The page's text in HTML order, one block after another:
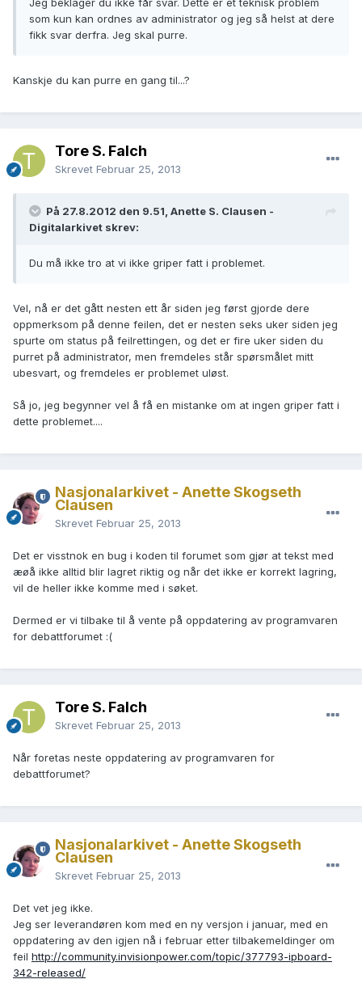
Jeg beklager du ikke får svar. Dette er et teknisk problem
som kun kan ordnes av administrator og jeg så helst at dere
fikk svar derfra. Jeg skal purre.
Kanskje du kan purre en gang til...?
Tore S. Falch
Skrevet Februar 25, 2013
På 27.8.2012 den 9.51, Anette S. Clausen -
Digitalarkivet skrev:
Du må ikke tro at vi ikke griper fatt i problemet.
Vel, nå er det gått nesten ett år siden jeg først gjorde dere
oppmerksom på denne feilen, det er nesten seks uker siden jeg
spurte om status på feilrettingen, og det er fire uker siden du
purret på administrator, men fremdeles står spørsmålet mitt
ubesvart, og fremdeles er problemet uløst.
Så jo, jeg begynner vel å få en mistanke om at ingen griper fatt i
dette problemet....
Nasjonalarkivet - Anette Skogseth
Clausen
Skrevet Februar 25, 2013
Det er visstnok en bug i koden til forumet som gjør at tekst med
æøå ikke alltid blir lagret riktig og når det ikke er korrekt lagring,
vil de heller ikke komme med i søket.
Dermed er vi tilbake til å vente på oppdatering av programvaren
for debattforumet :(
Tore S. Falch
Skrevet Februar 25, 2013
Når foretas neste oppdatering av programvaren for
debattforumet?
Nasjonalarkivet - Anette Skogseth
Clausen
Skrevet Februar 25, 2013
Det vet jeg ikke.
Jeg ser leverandøren kom med en ny versjon i januar, med en
oppdatering av den igjen nå i februar etter tilbakemeldinger om
feil http://community.invisionpower.com/topic/377793-ipboard-
342-released/